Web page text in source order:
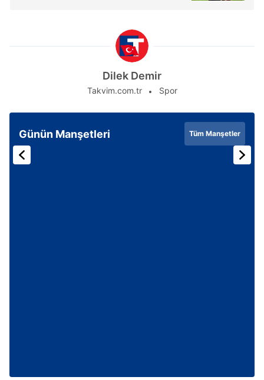
6698 sayılı Kişisel Verilerin Korunması Kanunu uyarınca
hazırlanmış Aydınlatma Metnimizi okumak ve sitemizde
ilgili mevzuata uygun olarak kullanılan çerezlerle ilgili bilgi
Dilek Demir
Takvim.com.tr Spor
Günün Manşetleri Tüm Manşetler